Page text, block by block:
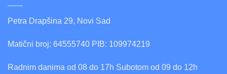
Petra Drapšina 29, Novi Sad
Matični broj: 64555740 PIB: 109974219
Radnim danima od 08 do 17h Subotom od 09 do 12h